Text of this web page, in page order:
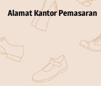
Alamat Kantor Pemasaran